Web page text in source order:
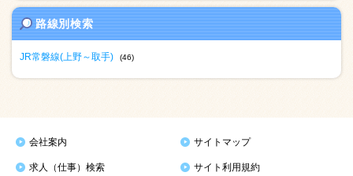
路線別検索
JR常磐線(上野～取手) (46)
会社案内 サイトマップ
求人（仕事）検索 サイト利用規約